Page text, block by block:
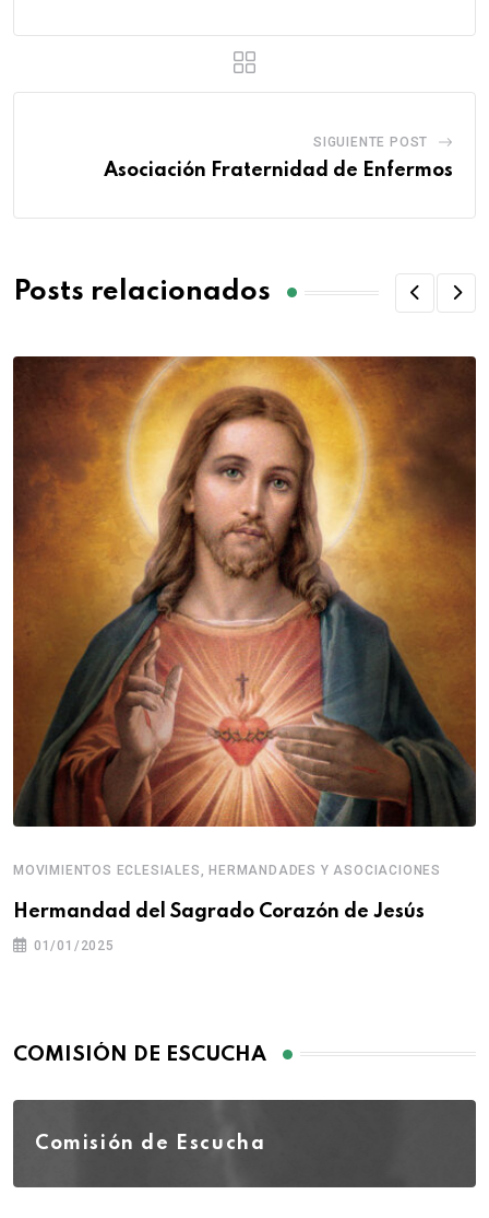
SIGUIENTE POST
Asociación Fraternidad de Enfermos
Posts relacionados
MOVIMIENTOS ECLESIALES, HERMANDADES Y ASOCIACIONES
Hermandad del Sagrado Corazón de Jesús
01/01/2025
COMISIÓN DE ESCUCHA
Comisión de Escucha